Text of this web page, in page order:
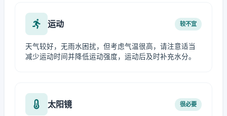
运动 较不宜
天气较好，无雨水困扰，但考虑气温很高，请注意适当
减少运动时间并降低运动强度，运动后及时补充水分。
太阳镜 很必要